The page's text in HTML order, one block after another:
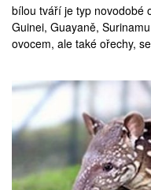
bílou tváří je typ novodobé
Guinei, Guayaně,
ovocem, ale také ořechy,